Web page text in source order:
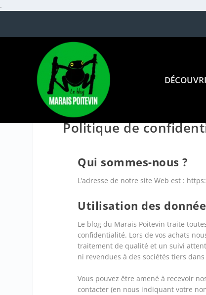
.
Politique de
Qui sommes-nous ?
L’adresse de notre site Web est :
Utilisation des
Le blog du Marais Poitevin traite
confidentialité. Lors de vos achats
traitement de qualité et un suivi
ni revendues à des sociétés tiers
Vous pouvez être amené à recevoir
contacter (en nous indiquant votre